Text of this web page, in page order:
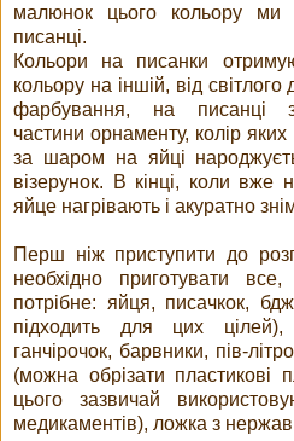
малюнок цього кольору ми
писанці.
Кольори на писанки
кольору на іншій, від
фарбування, на писанці
частини орнаменту, колір
за шаром на яйці
візерунок. В кінці, коли вже
яйце нагрівають і акуратно
Перш ніж приступити до
необхідно приготувати
потрібне: яйця, писачкок,
підходить для цих цілей),
ганчірочок, барвники, пів-
(можна обрізати пластикові
цього зазвичай
медикаментів), ложка з